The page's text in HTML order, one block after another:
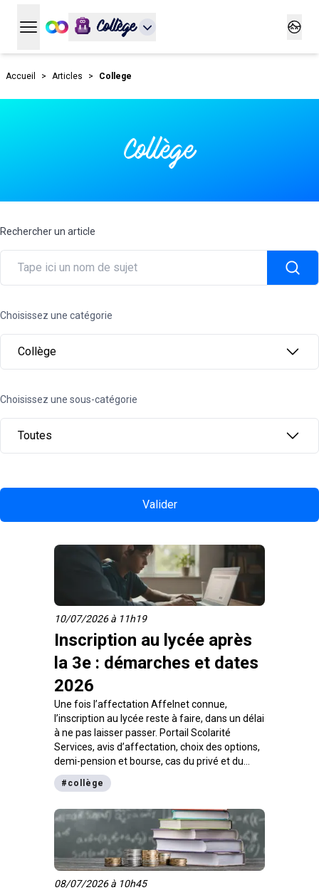
Ouvrir le menu principal
Collège
Accueil > Articles > College
Collège
Rechercher un article
Choisissez une catégorie
Collège
Choisissez une sous-catégorie
Toutes
Valider
10/07/2026 à 11h19
Inscription au lycée après
la 3e : démarches et dates
2026
Une fois l’affectation Affelnet connue,
l’inscription au lycée reste à faire, dans un délai
à ne pas laisser passer. Portail Scolarité
Services, avis d’affectation, choix des options,
demi-pension et bourse, cas du privé et du
déménagement : le parcours complet pour
inscrire son enfant en seconde après la 3e.
# collège
08/07/2026 à 10h45